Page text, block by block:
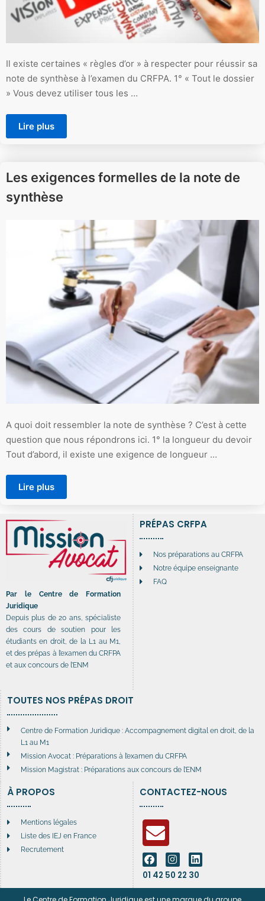
Il existe certaines « règles d’or » à respecter pour réussir sa
note de synthèse à l’examen du CRFPA. 1° « Tout le dossier
» Vous devez utiliser tous les …
Lire plus
Les exigences formelles de la note de
synthèse
A quoi doit ressembler la note de synthèse ? C’est à cette
question que nous répondrons ici. 1° la longueur du devoir
Tout d’abord, il existe une exigence de longueur …
Lire plus
Par le Centre de Formation
Juridique
Depuis plus de 20 ans, spécialiste
des cours de soutien pour les
étudiants en droit, de la L1 au M1,
et des prépas à l’examen du CRFPA
et aux concours de l’ENM
PRÉPAS CRFPA
Nos préparations au CRFPA
Notre équipe enseignante
FAQ
TOUTES NOS PRÉPAS DROIT
Centre de Formation Juridique : Accompagnement digital en droit, de la
L1 au M1
Mission Avocat : Préparations à l’examen du CRFPA
Mission Magistrat : Préparations aux concours de l’ENM
À PROPOS
Mentions légales
Liste des IEJ en France
Recrutement
CONTACTEZ-NOUS
01 42 50 22 30